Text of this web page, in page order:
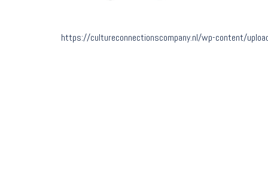
https://cultureconnectionscompany.nl/wp-content/